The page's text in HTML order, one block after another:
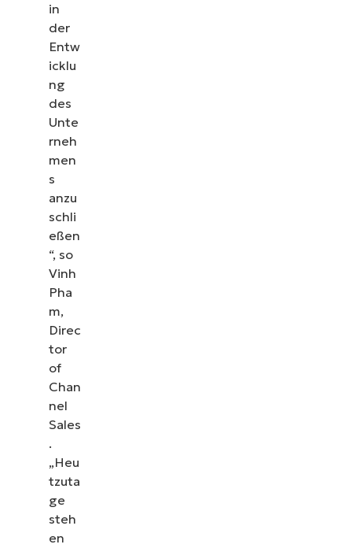
in
der
Entw
icklu
ng
des
Unte
rneh
men
s
anzu
schli
eßen
“, so
Vinh
Pha
m,
Direc
tor
of
Chan
nel
Sales
.
„Heu
tzuta
ge
steh
en